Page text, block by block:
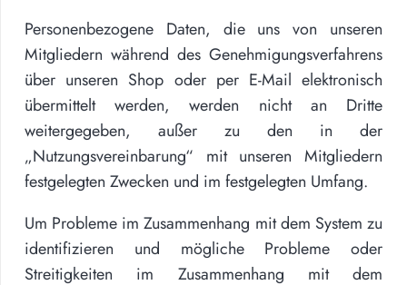
Personenbezogene Daten, die uns von unseren
Mitgliedern während des Genehmigungsverfahrens
über unseren Shop oder per E-Mail elektronisch
übermittelt werden, werden nicht an Dritte
weitergegeben, außer zu den in der
„Nutzungsvereinbarung“ mit unseren Mitgliedern
festgelegten Zwecken und im festgelegten Umfang.
Um Probleme im Zusammenhang mit dem System zu
identifizieren und mögliche Probleme oder
Streitigkeiten im Zusammenhang mit dem